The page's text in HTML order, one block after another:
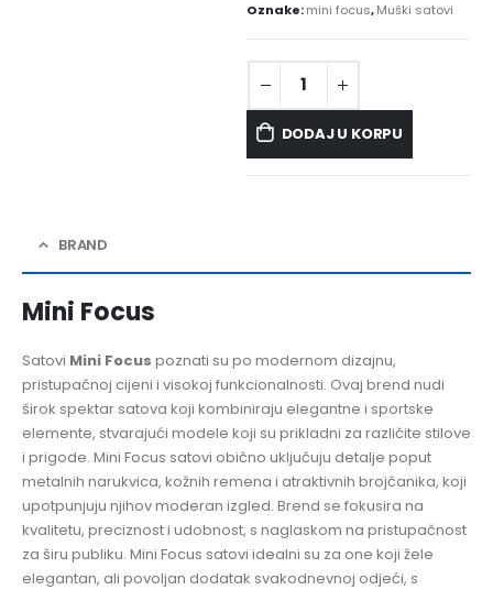
Oznake:mini focus,Muški satovi
DODAJ U KORPU
BRAND
Mini Focus
Satovi Mini Focus poznati su po modernom dizajnu,
pristupačnoj cijeni i visokoj funkcionalnosti. Ovaj brend nudi
širok spektar satova koji kombiniraju elegantne i sportske
elemente, stvarajući modele koji su prikladni za različite stilove
i prigode. Mini Focus satovi obično uključuju detalje poput
metalnih narukvica, kožnih remena i atraktivnih brojčanika, koji
upotpunjuju njihov moderan izgled. Brend se fokusira na
kvalitetu, preciznost i udobnost, s naglaskom na pristupačnost
za širu publiku. Mini Focus satovi idealni su za one koji žele
elegantan, ali povoljan dodatak svakodnevnoj odjeći, s